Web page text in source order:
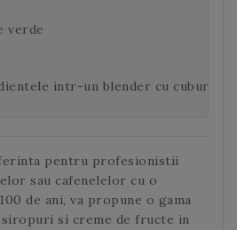
verde
intr-un blender cu cuburi
pentru profesionistii
sau cafenelelor cu o
de ani, va propune o gama
si creme de fructe in